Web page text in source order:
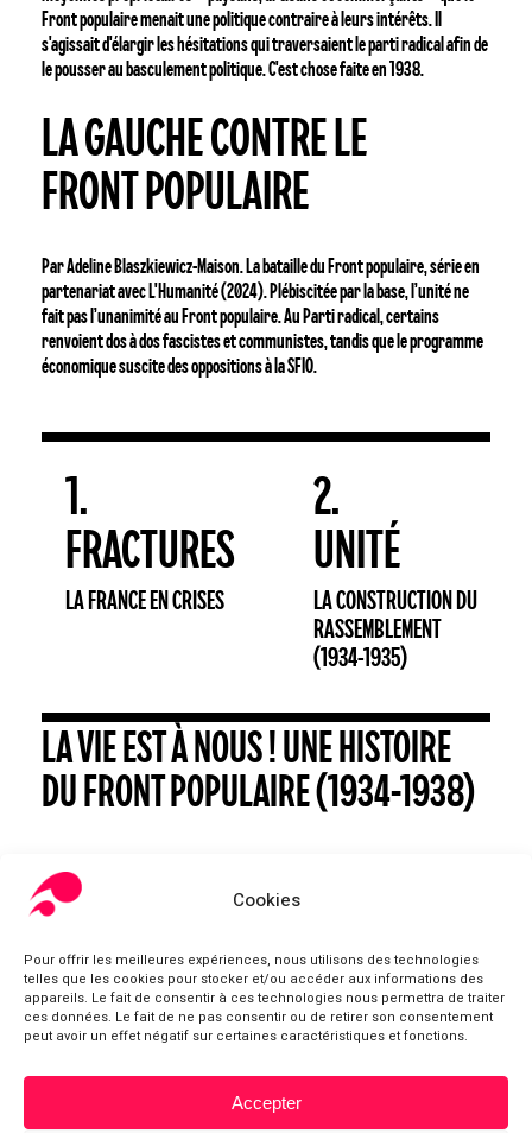
Cookies
Pour offrir les meilleures expériences, nous utilisons des technologies
telles que les cookies pour stocker et/ou accéder aux informations des
appareils. Le fait de consentir à ces technologies nous permettra de traiter
ces données. Le fait de ne pas consentir ou de retirer son consentement
peut avoir un effet négatif sur certaines caractéristiques et fonctions.
Accepter
Front populaire menait une politique contraire à leurs intérêts. Il
s'agissait d'élargir les hésitations qui traversaient le parti radical afin de
le pousser au basculement politique. C'est chose faite en 1938.
gauche
contre
le
Front
LA GAUCHE CONTRE LE
FRONT POPULAIRE
Par Adeline Blaszkiewicz-Maison. La bataille du Front populaire, série en
partenariat avec L'Humanité (2024). Plébiscitée par la base, l’unité ne
fait pas l’unanimité au Front populaire. Au Parti radical, certains
renvoient dos à dos fascistes et communistes, tandis que le programme
économique suscite des oppositions à la SFIO.
1.
FRACTURES
LA FRANCE EN CRISES
2.
UNITÉ
LA CONSTRUCTION DU
RASSEMBLEMENT
(1934-1935)
LA VIE EST À NOUS ! UNE HISTOIRE
DU FRONT POPULAIRE (1934-1938)